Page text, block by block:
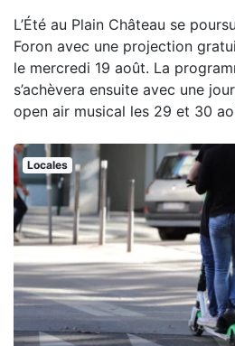
L’Été au Plain Château se
Foron avec une projection
le mercredi 19 août. La
s’achèvera ensuite avec une
open air musical les 29 et 30
Locales